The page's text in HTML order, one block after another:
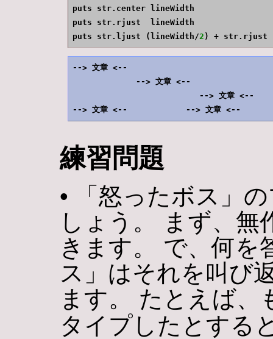
puts str.center lineWidth
puts str.rjust  lineWidth
puts str.ljust (lineWidth/2 ) + str.rjust
--> 文章 <--
             --> 文章 <--
                          --> 文章 <--
練習問題
• 「怒ったボス」
しょう。 まず、無
きます。 で、何を
ス」はそれを叫び
ます。 たとえば、
タイプしたとする